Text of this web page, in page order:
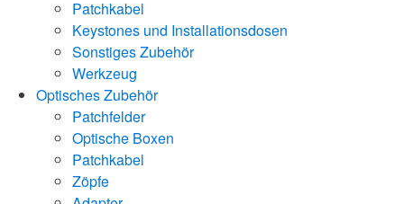
Patchkabel
Keystones und Installationsdosen
Sonstiges Zubehör
Werkzeug
Optisches Zubehör
Patchfelder
Optische Boxen
Patchkabel
Zöpfe